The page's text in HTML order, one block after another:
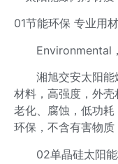
01节能环保 专业用材
Environmental
湘旭交安太阳能
材料，高强度，外壳
老化、腐蚀，低功
环保，不含有害物质
02单晶硅太阳能